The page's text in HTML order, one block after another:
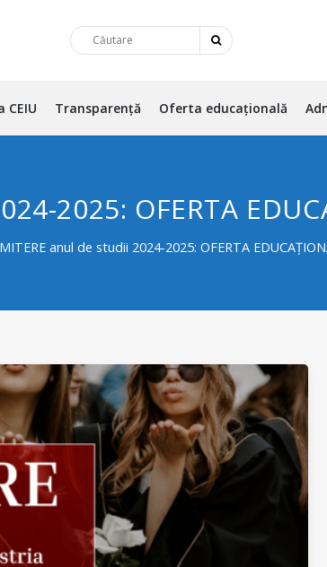
Transparență Oferta educațională
2025: OFERTA
anul de studii 2024-2025: OFERTA